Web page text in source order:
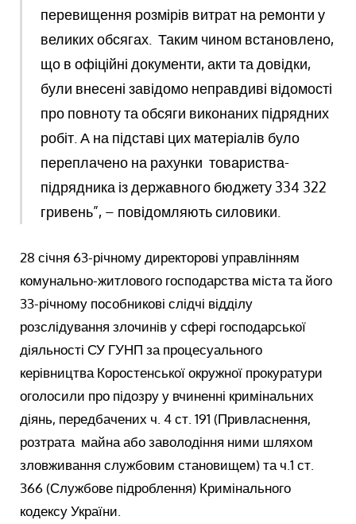
перевищення розмірів витрат на ремонти у
великих обсягах. Таким чином встановлено,
що в офіційні документи, акти та довідки,
були внесені завідомо неправдиві відомості
про повноту та обсяги виконаних підрядних
робіт. А на підставі цих матеріалів було
переплачено на рахунки товариства-
підрядника із державного бюджету 334 322
гривень”, – повідомляють силовики.
28 січня 63-річному директорові управлінням
комунально-житлового господарства міста та його
33-річному пособникові слідчі відділу
розслідування злочинів у сфері господарської
діяльності СУ ГУНП за процесуального
керівництва Коростенської окружної прокуратури
оголосили про підозру у вчиненні кримінальних
діянь, передбачених ч. 4 ст. 191 (Привласнення,
розтрата майна або заволодіння ними шляхом
зловживання службовим становищем) та ч.1 ст.
366 (Службове підроблення) Кримінального
кодексу України.